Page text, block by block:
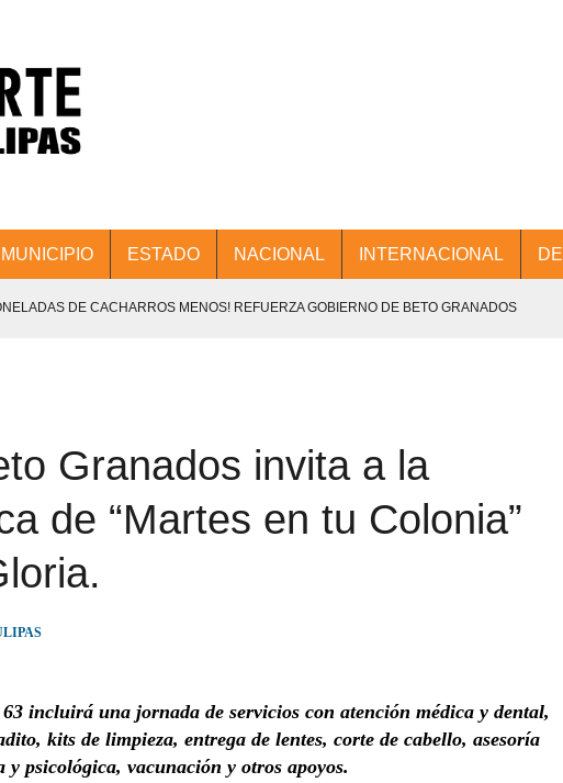
MUNICIPIO ESTADO NACIONAL INTERNACIONAL
DE CACHARROS MENOS! REFUERZA GOBIERNO DE BETO GRANADOS
RESULTADOS! ENCABEZA BETO GRANADOS MESA DE TRABAJO CON PRESIDENTES
A DESCUBRIR EL ENCANTO DE LAS PLAYAS DEL GOLFO DE MÉXICO.
Granados invita a la
de “Martes en tu Colonia”
incluirá una jornada de servicios con atención médica y dental,
kits de limpieza, entrega de lentes, corte de cabello, asesoría
y psicológica, vacunación y otros apoyos.